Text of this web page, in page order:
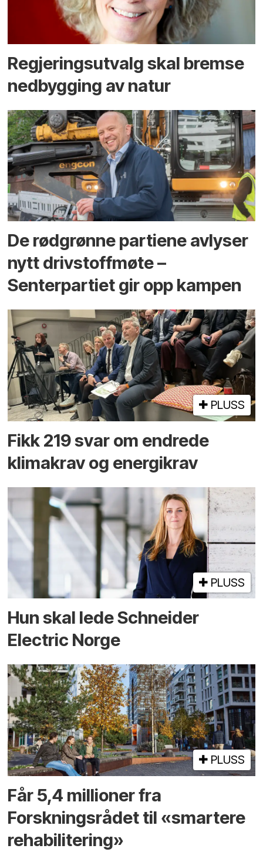
Regjerings­utvalg skal bremse
ned­bygging av natur
De rødgrønne partiene avlyser
nytt drivstoffmøte –
Senterpartiet gir opp kampen
PLUSS
Fikk 219 svar om endrede
klimakrav og energikrav
PLUSS
Hun skal lede Schneider
Electric Norge
PLUSS
Får 5,4 millioner fra
Forskningsrådet til «smartere
rehabilitering»